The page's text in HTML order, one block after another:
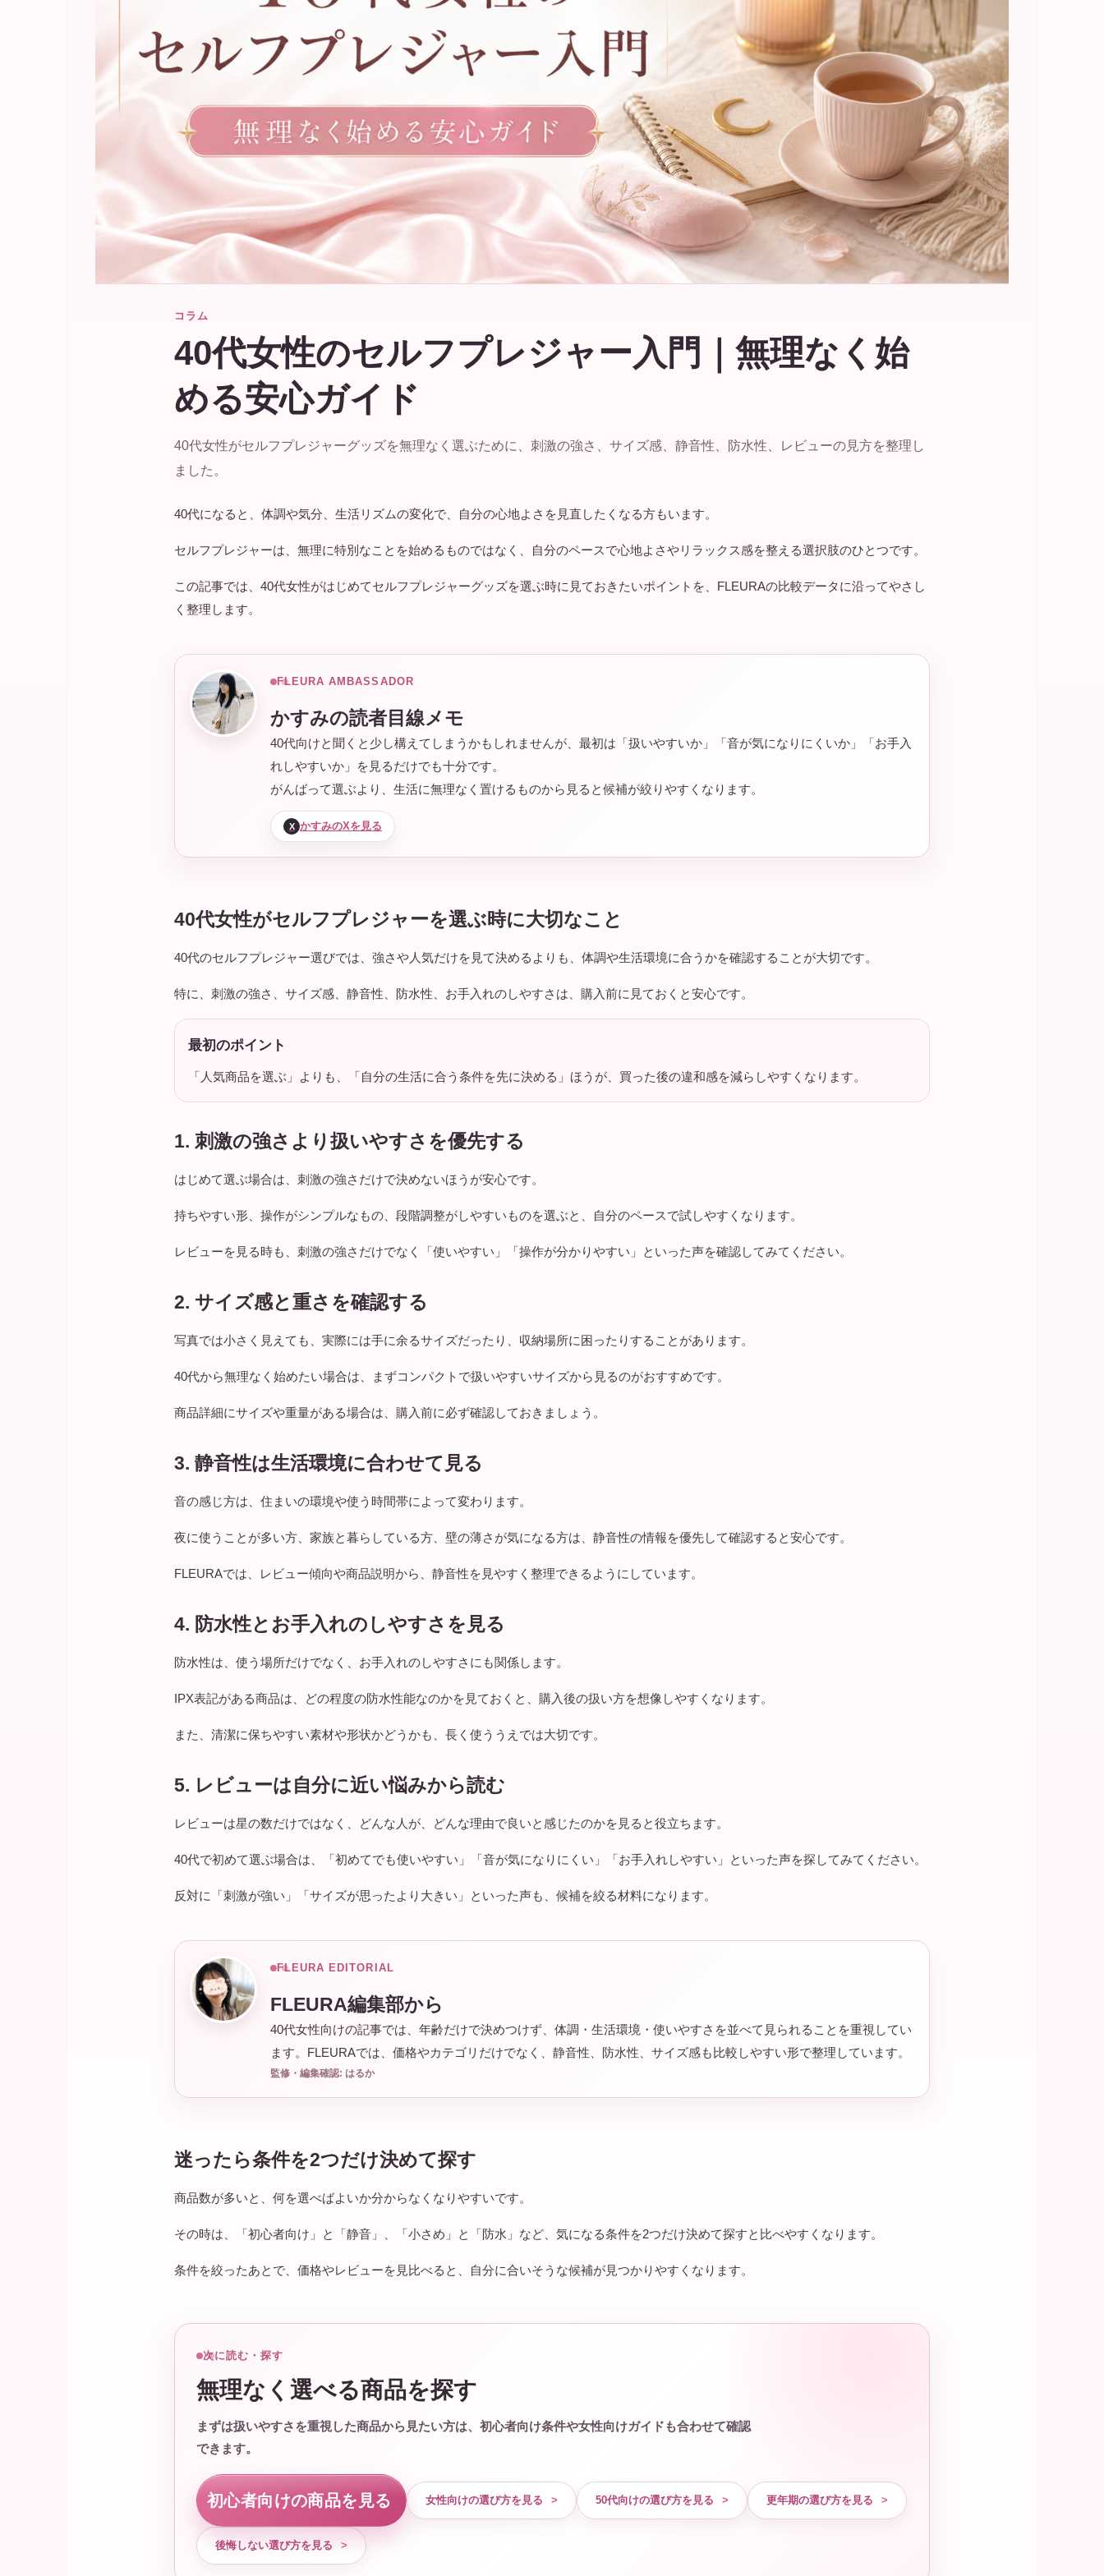
コラム
40代女性のセルフプレジャー入門｜無理なく始
める安心ガイド
40代女性がセルフプレジャーグッズを無理なく選ぶために、刺激の強さ、サイズ感、静音性、防水性、レビューの見方を整理し
ました。
40代になると、体調や気分、生活リズムの変化で、自分の心地よさを見直したくなる方もいます。
セルフプレジャーは、無理に特別なことを始めるものではなく、自分のペースで心地よさやリラックス感を整える選択肢のひとつです。
この記事では、40代女性がはじめてセルフプレジャーグッズを選ぶ時に見ておきたいポイントを、FLEURAの比較データに沿ってやさし
く整理します。
FLEURA AMBASSADOR
かすみの読者目線メモ
40代向けと聞くと少し構えてしまうかもしれませんが、最初は「扱いやすいか」「音が気になりにくいか」「お手入
れしやすいか」を見るだけでも十分です。
がんばって選ぶより、生活に無理なく置けるものから見ると候補が絞りやすくなります。
X かすみのXを見る
40代女性がセルフプレジャーを選ぶ時に大切なこと
40代のセルフプレジャー選びでは、強さや人気だけを見て決めるよりも、体調や生活環境に合うかを確認することが大切です。
特に、刺激の強さ、サイズ感、静音性、防水性、お手入れのしやすさは、購入前に見ておくと安心です。
最初のポイント
「人気商品を選ぶ」よりも、「自分の生活に合う条件を先に決める」ほうが、買った後の違和感を減らしやすくなります。
1. 刺激の強さより扱いやすさを優先する
はじめて選ぶ場合は、刺激の強さだけで決めないほうが安心です。
持ちやすい形、操作がシンプルなもの、段階調整がしやすいものを選ぶと、自分のペースで試しやすくなります。
レビューを見る時も、刺激の強さだけでなく「使いやすい」「操作が分かりやすい」といった声を確認してみてください。
2. サイズ感と重さを確認する
写真では小さく見えても、実際には手に余るサイズだったり、収納場所に困ったりすることがあります。
40代から無理なく始めたい場合は、まずコンパクトで扱いやすいサイズから見るのがおすすめです。
商品詳細にサイズや重量がある場合は、購入前に必ず確認しておきましょう。
3. 静音性は生活環境に合わせて見る
音の感じ方は、住まいの環境や使う時間帯によって変わります。
夜に使うことが多い方、家族と暮らしている方、壁の薄さが気になる方は、静音性の情報を優先して確認すると安心です。
FLEURAでは、レビュー傾向や商品説明から、静音性を見やすく整理できるようにしています。
4. 防水性とお手入れのしやすさを見る
防水性は、使う場所だけでなく、お手入れのしやすさにも関係します。
IPX表記がある商品は、どの程度の防水性能なのかを見ておくと、購入後の扱い方を想像しやすくなります。
また、清潔に保ちやすい素材や形状かどうかも、長く使ううえでは大切です。
5. レビューは自分に近い悩みから読む
レビューは星の数だけではなく、どんな人が、どんな理由で良いと感じたのかを見ると役立ちます。
40代で初めて選ぶ場合は、「初めてでも使いやすい」「音が気になりにくい」「お手入れしやすい」といった声を探してみてください。
反対に「刺激が強い」「サイズが思ったより大きい」といった声も、候補を絞る材料になります。
FLEURA EDITORIAL
FLEURA編集部から
40代女性向けの記事では、年齢だけで決めつけず、体調・生活環境・使いやすさを並べて見られることを重視してい
ます。FLEURAでは、価格やカテゴリだけでなく、静音性、防水性、サイズ感も比較しやすい形で整理しています。
監修・編集確認: はるか
迷ったら条件を2つだけ決めて探す
商品数が多いと、何を選べばよいか分からなくなりやすいです。
その時は、「初心者向け」と「静音」、「小さめ」と「防水」など、気になる条件を2つだけ決めて探すと比べやすくなります。
条件を絞ったあとで、価格やレビューを見比べると、自分に合いそうな候補が見つかりやすくなります。
次に読む・探す
無理なく選べる商品を探す
まずは扱いやすさを重視した商品から見たい方は、初心者向け条件や女性向けガイドも合わせて確認
できます。
初心者向けの商品を見る 女性向けの選び方を見る 50代向けの選び方を見る 更年期の選び方を見る
後悔しない選び方を見る